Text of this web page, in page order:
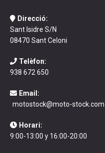
Direcció:
Sant Isidre S/N
08470 Sant Celoni
Telèfon:
938 672 650
Email:
motostock@moto-stock.com
Horari:
9:00-13:00 y 16:00-20:00